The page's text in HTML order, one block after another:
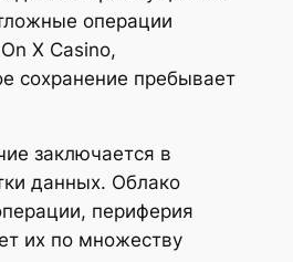
операции
X Casino,
сохранение пребывает
заключается в
данных. Облако
периферия
их по множеству